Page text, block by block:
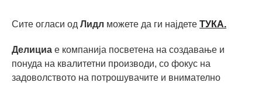
Сите огласи од Лидл можете да ги најдете ТУКА.
Делициа е компанија посветена на создавање и
понуда на квалитетни производи, со фокус на
задоволството на потрошувачите и внимателно